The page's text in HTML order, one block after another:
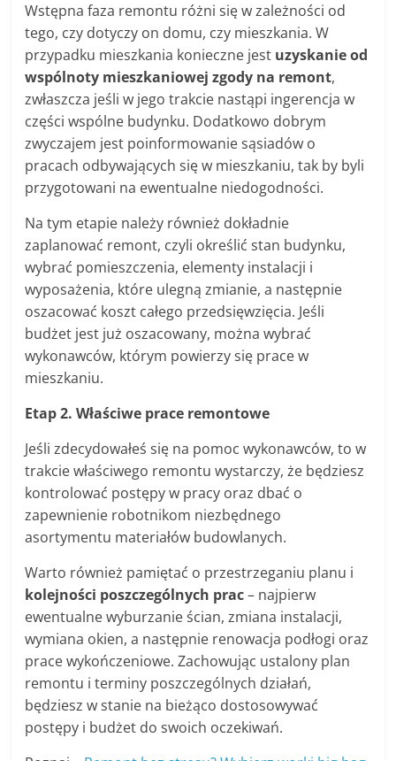
Wstępna faza remontu różni się w zależności od
tego, czy dotyczy on domu, czy mieszkania. W
przypadku mieszkania konieczne jest uzyskanie od
wspólnoty mieszkaniowej zgody na remont,
zwłaszcza jeśli w jego trakcie nastąpi ingerencja w
części wspólne budynku. Dodatkowo dobrym
zwyczajem jest poinformowanie sąsiadów o
pracach odbywających się w mieszkaniu, tak by byli
przygotowani na ewentualne niedogodności.
Na tym etapie należy również dokładnie
zaplanować remont, czyli określić stan budynku,
wybrać pomieszczenia, elementy instalacji i
wyposażenia, które ulegną zmianie, a następnie
oszacować koszt całego przedsięwzięcia. Jeśli
budżet jest już oszacowany, można wybrać
wykonawców, którym powierzy się prace w
mieszkaniu.
Etap 2. Właściwe prace remontowe
Jeśli zdecydowałeś się na pomoc wykonawców, to w
trakcie właściwego remontu wystarczy, że będziesz
kontrolować postępy w pracy oraz dbać o
zapewnienie robotnikom niezbędnego
asortymentu materiałów budowlanych.
Warto również pamiętać o przestrzeganiu planu i
kolejności poszczególnych prac– najpierw
ewentualne wyburzanie ścian, zmiana instalacji,
wymiana okien, a następnie renowacja podłogi oraz
prace wykończeniowe. Zachowując ustalony plan
remontu i terminy poszczególnych działań,
będziesz w stanie na bieżąco dostosowywać
postępy i budżet do swoich oczekiwań.